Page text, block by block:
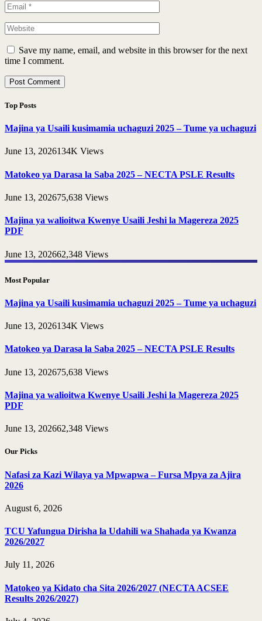
Save my name, email, and website in this browser for the next
time I comment.
Top Posts
Majina ya Usaili kusimamia uchaguzi 2025 – Tume ya uchaguzi
June 13, 2026134K Views
Matokeo ya Darasa la Saba 2025 – NECTA PSLE Results
June 13, 202675,638 Views
Majina ya walioitwa Kwenye Usaili Jeshi la Magereza 2025
PDF
June 13, 202662,348 Views
Most Popular
Majina ya Usaili kusimamia uchaguzi 2025 – Tume ya uchaguzi
June 13, 2026134K Views
Matokeo ya Darasa la Saba 2025 – NECTA PSLE Results
June 13, 202675,638 Views
Majina ya walioitwa Kwenye Usaili Jeshi la Magereza 2025
PDF
June 13, 202662,348 Views
Our Picks
Nafasi za Kazi Wilaya ya Mpwapwa – Fursa Mpya za Ajira
2026
August 6, 2026
TCU Yafungua Dirisha la Udahili wa Shahada ya Kwanza
2026/2027
July 11, 2026
Matokeo ya Kidato cha Sita 2026/2027 (NECTA ACSEE
Results 2026/2027)